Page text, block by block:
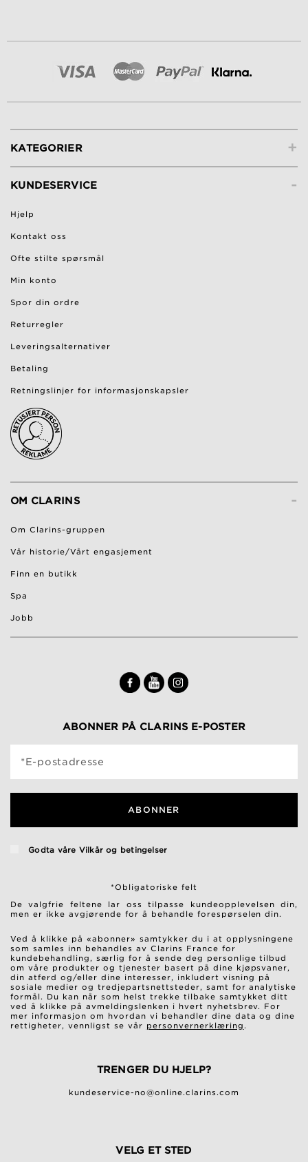
+
KATEGORIER
-
KUNDESERVICE
Hjelp
Kontakt oss
Ofte stilte spørsmål
Min konto
Spor din ordre
Returregler
Leveringsalternativer
Betaling
Retningslinjer for informasjonskapsler
-
OM CLARINS
Om Clarins-gruppen
Vår historie/Vårt engasjement
Finn en butikk
Spa
Jobb
ABONNER PÅ CLARINS E-POSTER
*E-postadresse
ABONNER
Godta våre Vilkår og betingelser
*Obligatoriske felt
De valgfrie feltene lar oss tilpasse kundeopplevelsen din,
men er ikke avgjørende for å behandle forespørselen din.
Ved å klikke på «abonner» samtykker du i at opplysningene
som samles inn behandles av Clarins France for
kundebehandling, særlig for å sende deg personlige tilbud
om våre produkter og tjenester basert på dine kjøpsvaner,
din atferd og/eller dine interesser, inkludert visning på
sosiale medier og tredjepartsnettsteder, samt for analytiske
formål. Du kan når som helst trekke tilbake samtykket ditt
ved å klikke på avmeldingslenken i hvert nyhetsbrev. For
mer informasjon om hvordan vi behandler dine data og dine
rettigheter, vennligst se vår personvernerklæring.
TRENGER DU HJELP?
kundeservice-no@online.clarins.com
VELG ET STED